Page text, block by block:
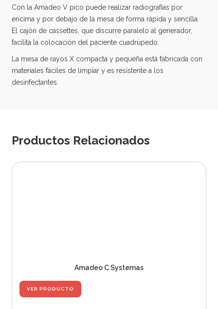
Con la Amadeo V pico puede realizar radiografías por
encima y por debajo de la mesa de forma rápida y sencilla.
El cajón de cassettes, que discurre paralelo al generador,
facilita la colocación del paciente cuadrúpedo.
La mesa de rayos X compacta y pequeña está fabricada con
materiales fáciles de limpiar y es resistente a los
desinfectantes.
Productos Relacionados
Amadeo C Systemas
VER PRODUCTO